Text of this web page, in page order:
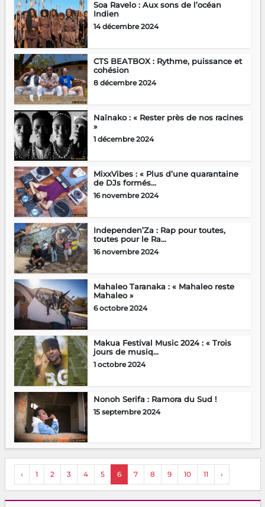
Soa Ravelo : Aux sons de l’océan
Indien
14 décembre 2024
CTS BEATBOX : Rythme, puissance et
cohésion
8 décembre 2024
Naïnako : « Rester près de nos racines
»
1 décembre 2024
MixxVibes : « Plus d’une quarantaine
de DJs formés...
16 novembre 2024
Independen’Za : Rap pour toutes,
toutes pour le Ra...
16 novembre 2024
Mahaleo Taranaka : « Mahaleo reste
Mahaleo »
6 octobre 2024
Makua Festival Music 2024 : « Trois
jours de musiq...
1 octobre 2024
Nonoh Serifa : Ramora du Sud !
15 septembre 2024
‹ 1 2 3 4 5 6 7 8 9 10 11 ›